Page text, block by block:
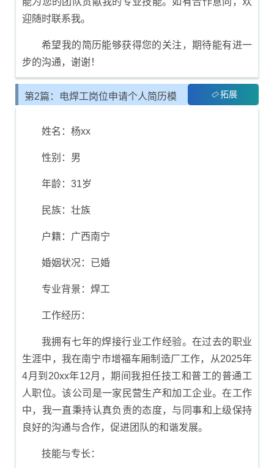
迎随时联系我。
希望我的简历能够获得您的关注，期待能有进一
步的沟通，谢谢！
第2篇：电焊工岗位申请个人简历模 拓展
姓名：杨xx
性别：男
年龄：31岁
民族：壮族
户籍：广西南宁
婚姻状况：已婚
专业背景：焊工
工作经历：
我拥有七年的焊接行业工作经验。在过去的职业
生涯中，我在南宁市增福车厢制造厂工作，从2025年
4月到20xx年12月，期间我担任技工和普工的普通工
人职位。该公司是一家民营生产和加工企业。在工作
中，我一直秉持认真负责的态度，与同事和上级保持
良好的沟通与合作，促进团队的和谐发展。
技能与专长：